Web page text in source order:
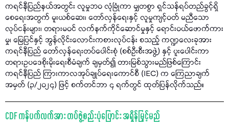
ကရင်နီပြည်နယ်အတွင်း လူမှုဘဝ လုံခြုံကာ မျှတစွာ ရှင်သန်ရပ်တည်ခွင့်ရှိ
စေရေးအတွက် မူးယစ်ဆေး၊ တော်လှန်ရေးနှင့် လူမှုကျင့်ဝတ် မညီသော
လုပ်ငန်းများ၊ တရားမဝင် လက်နက်ကိုင်ဆောင်မှုနှင့် ရောင်းဝယ်ဖောက်ကား
မှု၊ မြေပြင်နှင့် အွန်လိုင်းလောင်းကစားလုပ်ငန်း စသည့် ကဏ္ဍလေးခုအား
ကရင်နီပြည် တော်လှန်ရေးတပ်ပေါင်းစုံ (စစ်ဦးစီးအဖွဲ့) နှင့် ပူးပေါင်းကာ
တရားဥပဒေစိုးမိုးရေးစီမံချက် ချမှတ်၍ တားမြစ်သွားမည်ဖြစ်ကြောင်း
ကရင်နီပြည် ကြားကာလအုပ်ချုပ်ရေးကောင်စီ (IEC) က ကြေညာချက်
အမှတ် (၃/၂၀၂၄) ဖြင့် စက်တင်ဘာ ၄ ရက်တွင် ထုတ်ပြန်လိုက်သည်။
CDF ကန်ပက်လက်အား တပ်ဖွဲ့စည်းပုံပြောင်း အရှိန်မြှင့်မည်